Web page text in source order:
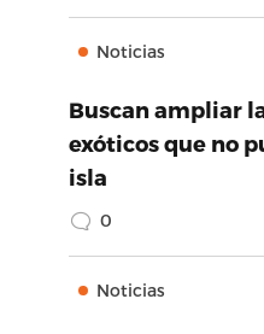
Noticias
Buscan ampliar
exóticos que no
isla
0
Noticias